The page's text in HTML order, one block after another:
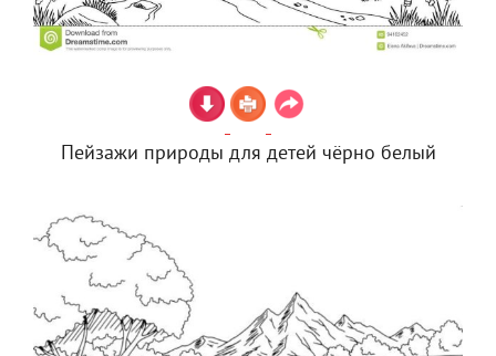
Пейзажи природы для детей чёрно белый